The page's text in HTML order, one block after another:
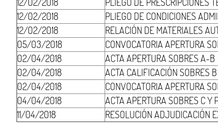
12/02/2018
PLIEGO DE CONDICIONES
12/02/2018
RELACIÓN DE MATERIALES
05/03/2018
CONVOCATORIA APERTURA
02/04/2018
ACTA APERTURA SOBRES A-B
02/04/2018
ACTA CALIFICACIÓN SOBRES B
02/04/2018
CONVOCATORIA APERTURA
04/04/2018
ACTA APERTURA SOBRES C Y
11/04/2018
RESOLUCIÓN ADJUDICACIÓN